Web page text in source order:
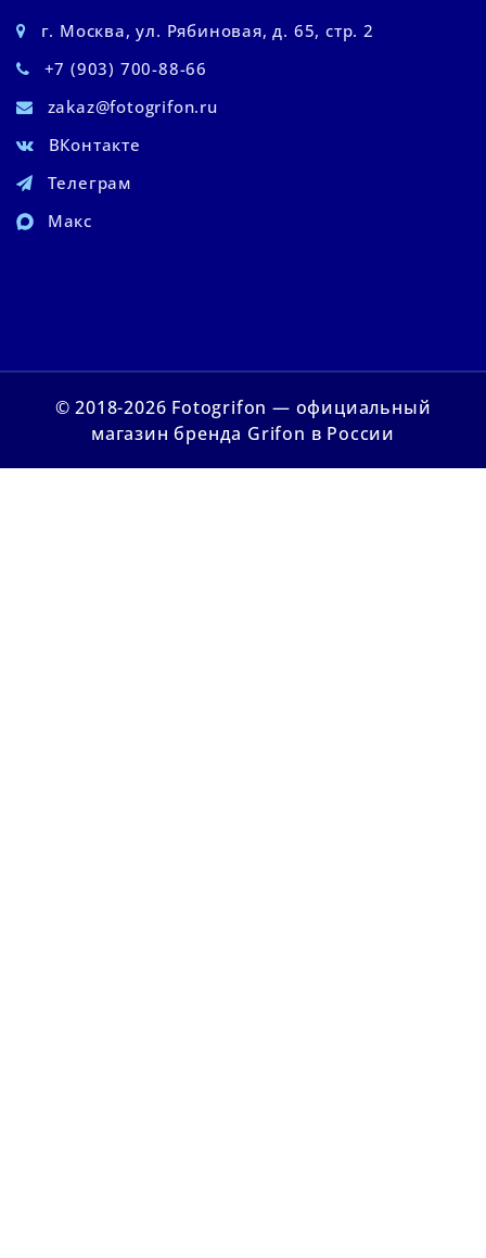
г. Москва, ул. Рябиновая, д. 65, стр. 2
+7 (903) 700-88-66
zakaz@fotogrifon.ru
ВКонтакте
Телеграм
Макс
© 2018-2026 Fotogrifon — официальный
магазин бренда Grifon в России